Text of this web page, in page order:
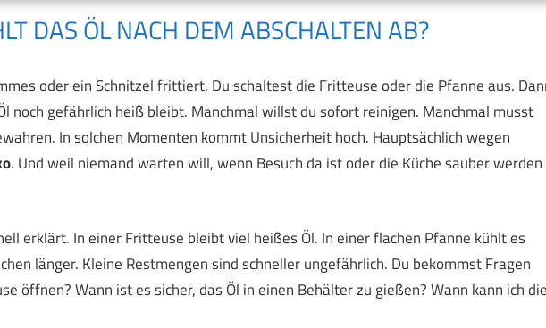
DAS ÖL NACH DEM ABSCHALTEN AB?
oder ein Schnitzel frittiert. Du schaltest die Fritteuse oder die Pfanne aus.
noch gefährlich heiß bleibt. Manchmal willst du sofort reinigen. Manchmal musst
In solchen Momenten kommt Unsicherheit hoch. Hauptsächlich wegen
. Und weil niemand warten will, wenn Besuch da ist oder die Küche sauber werden
erklärt. In einer Fritteuse bleibt viel heißes Öl. In einer flachen Pfanne kühlt es
länger. Kleine Restmengen sind schneller ungefährlich. Du bekommst Fragen
öffnen? Wann ist es sicher, das Öl in einen Behälter zu gießen? Wann kann ich die